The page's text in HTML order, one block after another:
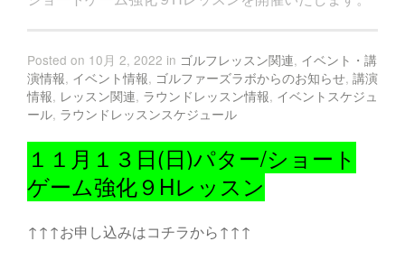
Posted on 10月 2, 2022 in ゴルフレッスン関連, イベント・講
演情報, イベント情報, ゴルファーズラボからのお知らせ, 講演
情報, レッスン関連, ラウンドレッスン情報, イベントスケジュ
ール, ラウンドレッスンスケジュール
１１月１３日(日)パター/ショート
ゲーム強化９Hレッスン
↑↑↑お申し込みはコチラから↑↑↑